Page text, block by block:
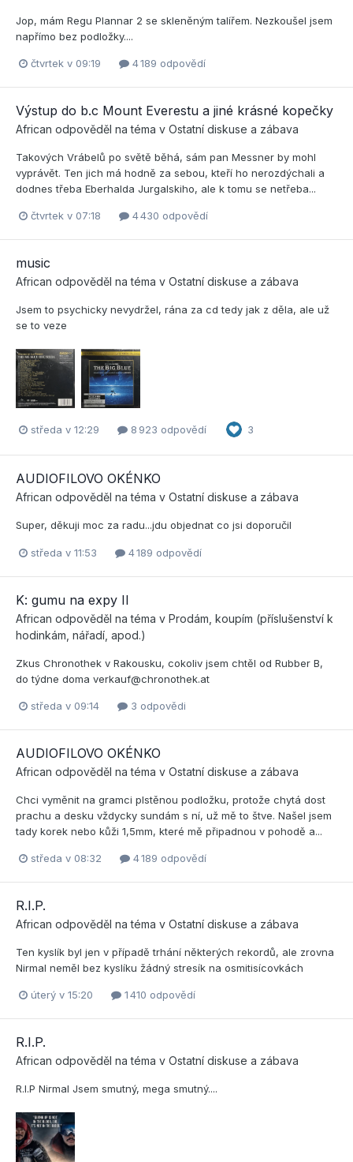
Jop, mám Regu Plannar 2 se skleněným talířem. Nezkoušel jsem
napřímo bez podložky....
čtvrtek v 09:19 4 189 odpovědí
Výstup do b.c Mount Everestu a jiné krásné kopečky
African odpověděl na téma v Ostatní diskuse a zábava
Takových Vrábelů po světě běhá, sám pan Messner by mohl
vyprávět. Ten jich má hodně za sebou, kteří ho nerozdýchali a
dodnes třeba Eberhalda Jurgalskiho, ale k tomu se netřeba...
čtvrtek v 07:18 4 430 odpovědí
music
African odpověděl na téma v Ostatní diskuse a zábava
Jsem to psychicky nevydržel, rána za cd tedy jak z děla, ale už
se to veze
středa v 12:29 8 923 odpovědí 3
AUDIOFILOVO OKÉNKO
African odpověděl na téma v Ostatní diskuse a zábava
Super, děkuji moc za radu...jdu objednat co jsi doporučil
středa v 11:53 4 189 odpovědí
K: gumu na expy II
African odpověděl na téma v Prodám, koupím (příslušenství k
hodinkám, nářadí, apod.)
Zkus Chronothek v Rakousku, cokoliv jsem chtěl od Rubber B,
do týdne doma verkauf@chronothek.at
středa v 09:14 3 odpovědi
AUDIOFILOVO OKÉNKO
African odpověděl na téma v Ostatní diskuse a zábava
Chci vyměnit na gramci plstěnou podložku, protože chytá dost
prachu a desku vždycky sundám s ní, už mě to štve. Našel jsem
tady korek nebo kůži 1,5mm, které mě připadnou v pohodě a...
středa v 08:32 4 189 odpovědí
R.I.P.
African odpověděl na téma v Ostatní diskuse a zábava
Ten kyslík byl jen v případě trhání některých rekordů, ale zrovna
Nirmal neměl bez kyslíku žádný stresík na osmitisícovkách
úterý v 15:20 1 410 odpovědí
R.I.P.
African odpověděl na téma v Ostatní diskuse a zábava
R.I.P Nirmal Jsem smutný, mega smutný....